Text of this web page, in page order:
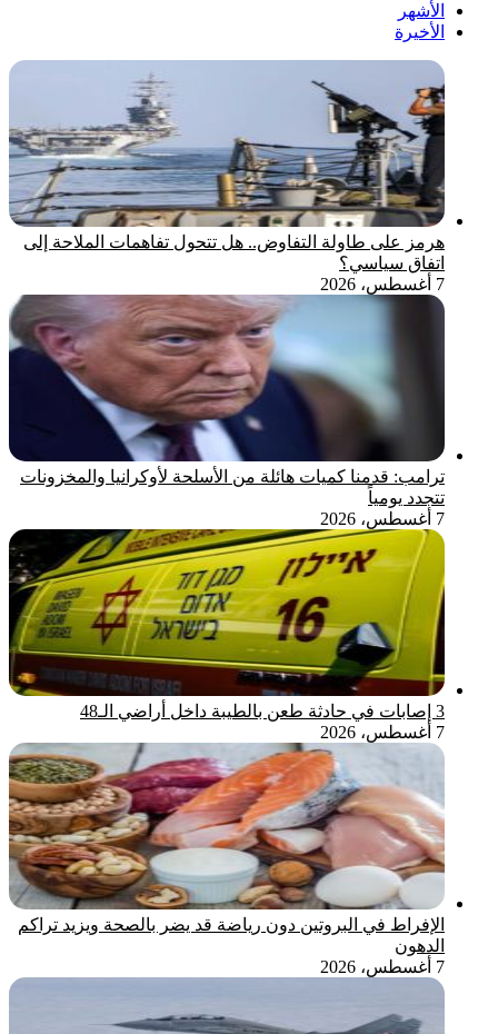
الأشهر
الأخيرة
هرمز على طاولة التفاوض.. هل تتحول تفاهمات الملاحة إلى
اتفاق سياسي؟
7 أغسطس، 2026
ترامب: قدمنا كميات هائلة من الأسلحة لأوكرانيا والمخزونات
تتجدد يومياً
7 أغسطس، 2026
3 إصابات في حادثة طعن بالطيبة داخل أراضي الـ48
7 أغسطس، 2026
الإفراط في البروتين دون رياضة قد يضر بالصحة ويزيد تراكم
الدهون
7 أغسطس، 2026